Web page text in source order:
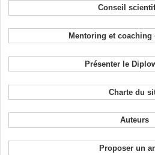
Conseil
Mentoring et
Présenter le
Charte du
Auteurs
Proposer un